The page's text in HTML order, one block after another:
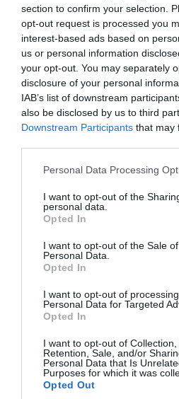
section to confirm your selection.
opt-out request is processed you
interest-based ads based on
us or personal information
your opt-out. You may separately
disclosure of your personal
IAB’s list of downstream
also be disclosed by us to third
Downstream Participants that may
Please note that this website/app
not limited to your visit or usage
grant or deny consent to Google
use your data for below specified
consent section.
Personal Data Processing
I want to opt-out of the
personal data.
Opted In
I want to opt-out of the Sale
Personal Data.
Opted In
I want to opt-out of
Personal Data for Targeted
Opted In
I want to opt-out of Collection,
Retention, Sale, and/or
Personal Data that Is
Purposes for which it was
Opted Out
PRONEWS.GR /ΕΣΩΤΕΡΙΚΗ ΑΣΦΑΛΕΙΑ
«Θρίλερ» στον
σορός σε σπηλιά
Δείτε φωτογραφίες
08.08.2026 | 13:27
Αγρίνιο: Συνελήφθη
οδηγούσε υπό την